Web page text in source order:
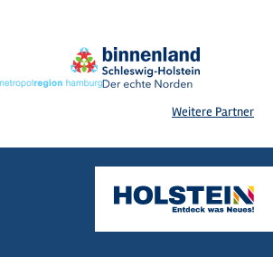
Weitere Partner